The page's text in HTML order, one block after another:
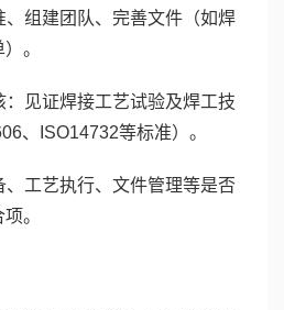
、组建团队、完善文件（如焊
。
见证焊接工艺试验及焊工技
、ISO14732等标准）。
工艺执行、文件管理等是否
。